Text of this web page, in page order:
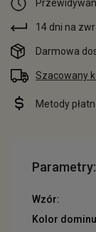
14 dni na
Darmowa
Szacowany
Metody
Parametry:
Wzór:
Kolor